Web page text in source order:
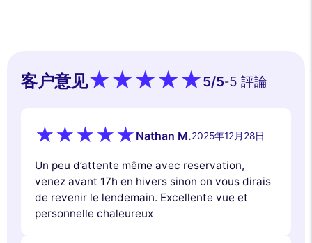
客户意见 5/5-5 評論
Nathan M.2025年12月28日
Un peu d’attente même avec reservation,
venez avant 17h en hivers sinon on vous dirais
de revenir le lendemain. Excellente vue et
personnelle chaleureux